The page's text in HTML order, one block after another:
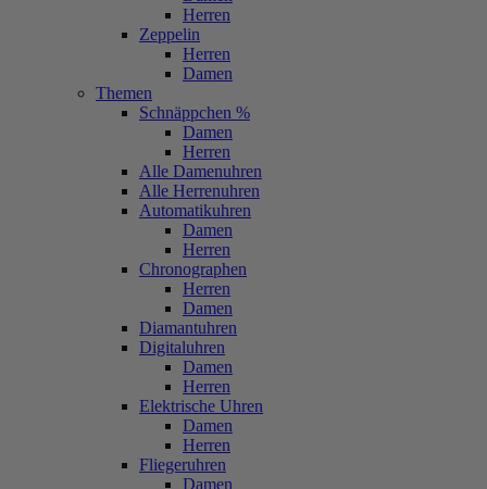
Herren
Zeppelin
Herren
Damen
Themen
Schnäppchen %
Damen
Herren
Alle Damenuhren
Alle Herrenuhren
Automatikuhren
Damen
Herren
Chronographen
Herren
Damen
Diamantuhren
Digitaluhren
Damen
Herren
Elektrische Uhren
Damen
Herren
Fliegeruhren
Damen